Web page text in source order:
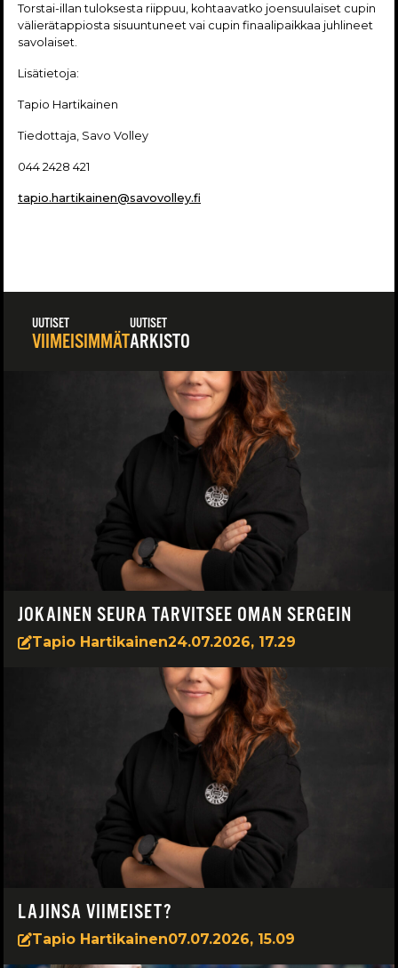
Torstai-illan tuloksesta riippuu, kohtaavatko joensuulaiset cupin
välierätappiosta sisuuntuneet vai cupin finaalipaikkaa juhlineet
savolaiset.
Lisätietoja:
Tapio Hartikainen
Tiedottaja, Savo Volley
044 2428 421
tapio.hartikainen@savovolley.fi
UUTISET
VIIMEISIMMÄT
UUTISET
ARKISTO
JOKAINEN SEURA TARVITSEE OMAN SERGEIN
Tapio Hartikainen24.07.2026, 17.29
LAJINSA VIIMEISET?
Tapio Hartikainen07.07.2026, 15.09